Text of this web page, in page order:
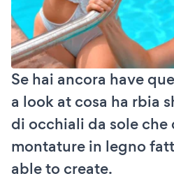
Se hai ancora have
a look at cosa ha rbia
di occhiali da sole che
montature in legno
able to create.